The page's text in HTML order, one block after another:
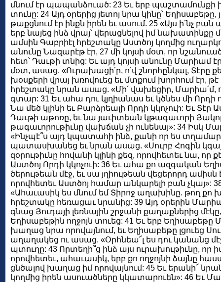
մնում էր պապանձուած: 23 Եւ երբ պաշտամունքի
տունը: 24 Այդ օրերից յետոյ նրա կինը՝
թաքցնում էր ինքն իրեն եւ ասում. 25 «Այս ի՛նչ բան
երբ նայեց ինձ վրայ՝ վերացնելով իմ նախատինքը
ամսին Գաբրիէլ հրեշտակը Աստծոյ կողմից
անունը Նազարէթ էր, 27 մի կոյսի մօտ, որ
հետ՝ Դաւթի տնից: Եւ այդ կոյսի անունը Մարիամ
մօտ, ասաց. «Ուրախացի՛ր, ո՛վ շնորհընկալ, Տէրը
խօսքերի վրայ խռովուեց եւ մտքում խորհում էր, թէ
հրեշտակը նրան ասաց. «Մի՛ վախեցիր, Մարիա՛մ,
գտար: 31 Եւ ահա դու կյղիանաս եւ կծնես մի Որդի
Նա մեծ կլինի եւ Բարձրեալի Որդի կկոչուի: Եւ
Դաւթի աթոռը, եւ նա յաւիտեան կթագաւորի
թագաւորութիւնը վախճան չի ունենայ»: 34 Իսկ
«Ինչպէ՞ս այդ կպատահի ինձ, քանի որ ես
պատասխանեց եւ նրան ասաց. «Սուրբ Հոգին կգայ
զօրութիւնը հովանի կլինի քեզ, որովհետեւ նա, որ
Աստծոյ Որդի կկոչուի: 36 Եւ ահա քո ազգական
ծերութեան մէջ, եւ սա յղիութեան վեցերորդ ամիսն
որովհետեւ Աստծոյ համար անկարելի բան չկայ»:
«Ահաւասիկ ես մնում եմ Տիրոջ աղախինը. թող քո
հրեշտակը հեռացաւ նրանից: 39 Այդ օրերին
գնաց Յուդայի լեռնային շրջանի քաղաքներից
Եղիսաբեթին ողջոյն տուեց: 41 Եւ երբ Եղիսաբեթը
խաղաց նրա որովայնում, եւ Եղիսաբեթը լցուեց
աղաղակեց ու ասաց. «Օրհնեա՜լ ես դու կանանց
պտուղը: 43 Որտեղի՞ց ինձ այս ուրախութիւնը, որ
որովհետեւ, ահաւասիկ, երբ քո ողջոյնի ձայնը
ցնծալով խաղաց իմ որովայնում: 45 Եւ երանի՜
կողմից իրեն ասուածները կկատարուեն»: 46 Եւ